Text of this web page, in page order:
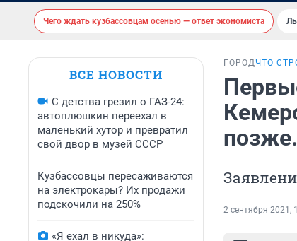
Чего ждать кузбассовцам осенью — ответ экономиста
ВСЕ НОВОСТИ
С детства грезил о ГАЗ-24:
автоплюшкин переехал в
маленький хутор и превратил
свой двор в музей СССР
Кузбассовцы пересаживаются
на электрокары? Их продажи
подскочили на 250%
«Я ехал в никуда»:
ГОРОДЧТО
2 сентября 2021,